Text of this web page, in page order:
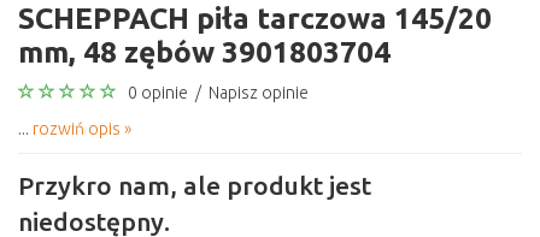
SCHEPPACH piła tarczowa 145/20
mm, 48 zębów 3901803704
0 opinie / Napisz opinie
... rozwiń opis »
Przykro nam, ale produkt jest
niedostępny.